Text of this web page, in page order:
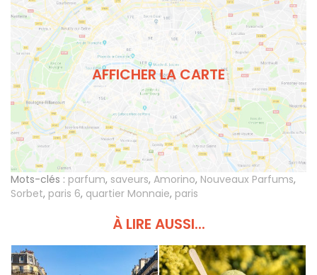
AFFICHER LA CARTE
Mots-clés : parfum, saveurs, Amorino, Nouveaux Parfums,
Sorbet, paris 6, quartier Monnaie, paris
À LIRE AUSSI...